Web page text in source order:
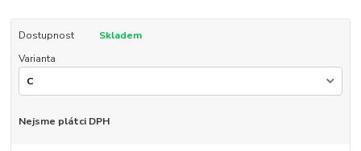
Dostupnost
Skladem
Varianta
Nejsme plátci DPH